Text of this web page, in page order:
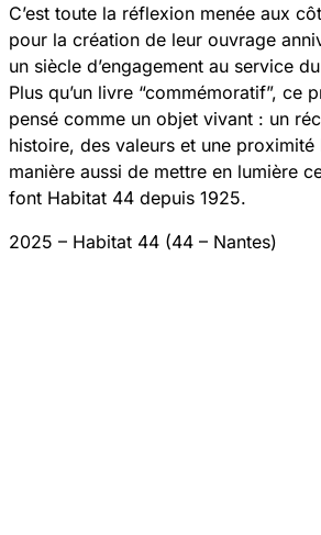
C’est toute la réflexion menée aux
pour la création de leur ouvrage
un siècle d’engagement au service
Plus qu’un livre “commémoratif”, ce
pensé comme un objet vivant : un
histoire, des valeurs et une proximité
manière aussi de mettre en lumière
font Habitat 44 depuis 1925.
2025 – Habitat 44 (44 – Nantes)